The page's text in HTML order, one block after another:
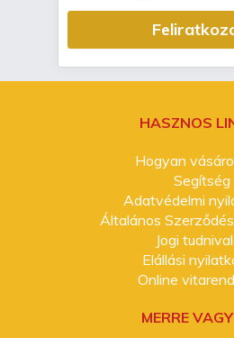
HASZNOS
Hogyan
Segítség
Adatvédelmi
Általános
Jogi
Elállási
Online
MERRE